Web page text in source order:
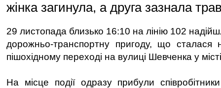
жінка загинула, а друга зазнала
29 листопада близько 16:10 на лінію 102
дорожньо-транспортну пригоду, що сталася
пішохідному переході на вулиці Шевченка у
На місце події одразу прибули